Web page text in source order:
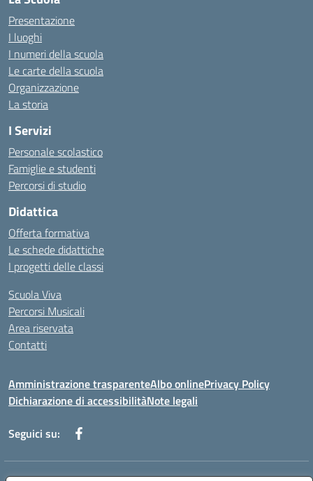
Presentazione
I luoghi
I numeri della scuola
Le carte della scuola
Organizzazione
La storia
I Servizi
Personale scolastico
Famiglie e studenti
Percorsi di studio
Didattica
Offerta formativa
Le schede didattiche
I progetti delle classi
Scuola Viva
Percorsi Musicali
Area riservata
Contatti
Amministrazione trasparenteAlbo onlinePrivacy Policy
Dichiarazione di accessibilitàNote legali
Seguici su: